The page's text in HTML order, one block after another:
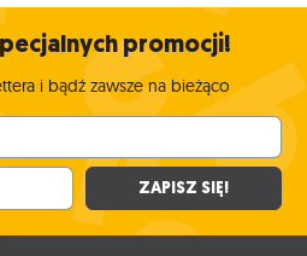
promocji!
i bądź zawsze na bieżąco
ZAPISZ SIĘ!